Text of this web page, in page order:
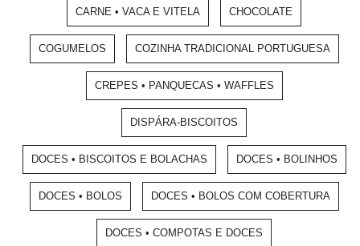
CARNE • VACA E VITELA CHOCOLATE
COGUMELOS COZINHA TRADICIONAL PORTUGUESA
CREPES • PANQUECAS • WAFFLES
DISPÁRA-BISCOITOS
DOCES • BISCOITOS E BOLACHAS DOCES • BOLINHOS
DOCES • BOLOS DOCES • BOLOS COM COBERTURA
DOCES • COMPOTAS E DOCES